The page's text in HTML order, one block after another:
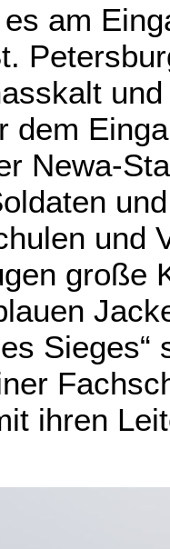
am
dem
Newa-
und
große
ihren